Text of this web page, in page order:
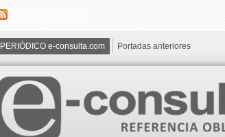
PERIÓDICO e-consulta.com Portadas anteriores